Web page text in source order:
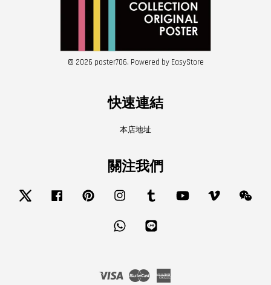
© 2026 poster706. Powered by EasyStore
快速連結
本店地址
關注我們
Twitter Facebook Pinterest Instagram Tumblr YouTube Vimeo
Whatsapp
Visa Master